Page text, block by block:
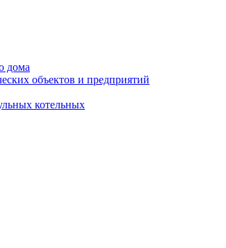
дома
объектов и предприятий
котельных